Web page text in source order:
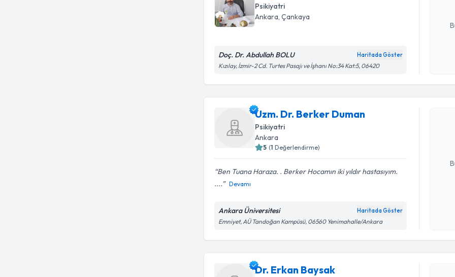
Psikiyatri
Ankara , Çankaya
Doç. Dr. Abdullah BOLU Haritada Göster
Kızılay, İzmir-2 Cd. Turtes Pasajı ve İşhanı No:34 Kat:5, 06420
Uzm. Dr. Berker Duman
Psikiyatri
Ankara
5 (1 Değerlendirme)
Ben Tuana Haraza. . Berker Hocamın iki yıldır hastasıyım.
....
Devamı
Ankara Üniversitesi Haritada Göster
Emniyet, AÜ Tandoğan Kampüsü, 06560 Yenimahalle/Ankara
Randevu
Uzm. Dr.
Dr. Erkan Baysak